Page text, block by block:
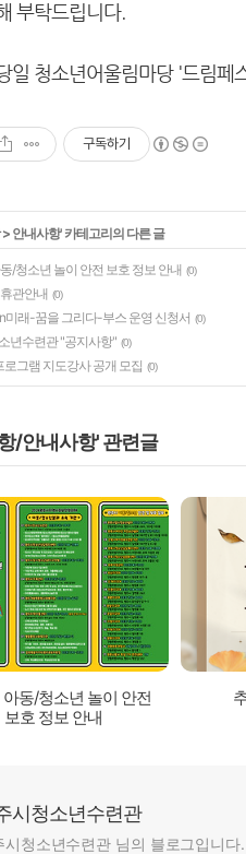
부탁드립니다.
일 청소년어울림마당 '드림페
구독하기
> 안내사항' 카테고리의 다른 글
/청소년 놀이 안전 보호 정보 안내 (0)
관안내 (0)
미래-꿈을 그리다-부스 운영 신청서 (0)
년수련관 "공지사항" (0)
로그램 지도강사 공개 모집 (0)
/안내사항' 관련글
동/청소년 놀이 안전
보호 정보 안내
시청소년수련관
시청소년수련관 님의 블로그입니다.